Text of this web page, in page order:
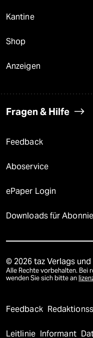
Kantine
Shop
Anzeigen
Fragen & Hilfe
Feedback
Aboservice
ePaper Login
Downloads für
© 2026 taz Verlags
Alle Rechte vorbehalten. Bei
wenden Sie sich bitte an
Feedback
Leitlinie Informant